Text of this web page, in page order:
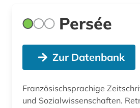
Persée
Zur Datenbank
Französischsprachige
und Sozialwissenschaften.